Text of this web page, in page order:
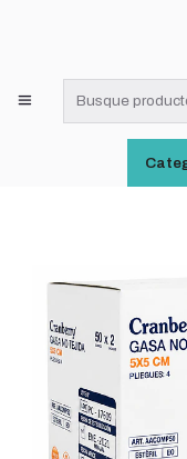
¡RECIBE HOY!
Inicio
Gasa Estéril No